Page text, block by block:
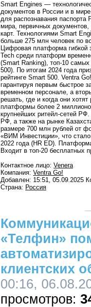
Smart Engines —
документов в России и в
для распознавания паспорта
мира, первичных
карт. Технологиями Smart
больше 275 млн человек по
Цифровая платформа гибкой
Tech среди платформ
(Smart Ranking), топ-10
500). По итогам 2024 года
рейтинге Smart 500. Ventra
гарантируя первым быстрое
временном персонале, а
решать, где и когда они
платформы более 2
крупнейших ритейл-сетей
РФ, а также на рынке
размере 700 млн рублей от
«ВИМ Инвестиции», что
2022 года (HR ED).
Входит в топ-20 бесплатных
Контактное лицо: Venera
Компания: Ventra Go!
Добавлен: 15:51, 05.09.2025
Страна: Россия
«Телфин»
клиентских
00:16,